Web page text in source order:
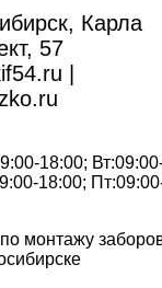
Карла
57
|
18:00;
18:00;
монтажу